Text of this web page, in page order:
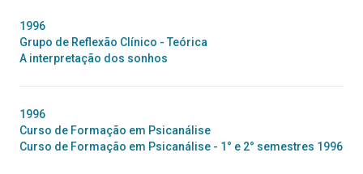
1996
Grupo de Reflexão Clínico - Teórica
A interpretação dos sonhos
1996
Curso de Formação em Psicanálise
Curso de Formação em Psicanálise - 1° e 2° semestres 1996